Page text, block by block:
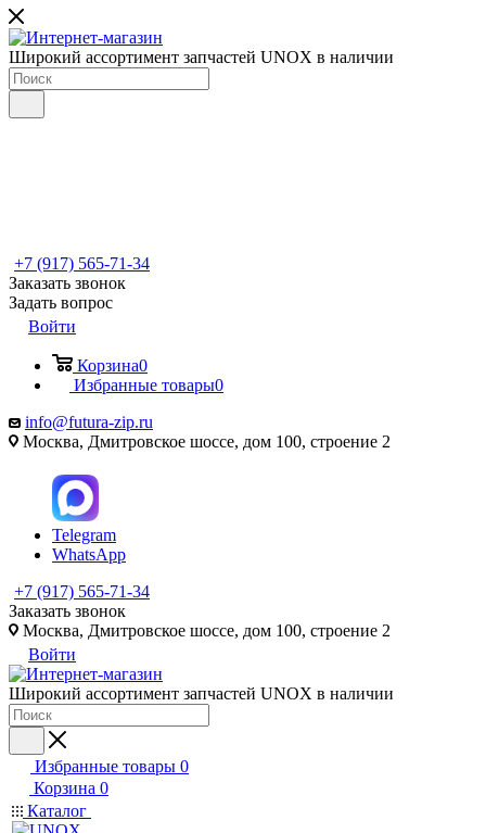
Широкий ассортимент запчастей UNOX в наличии
+7 (917) 565-71-34
Заказать звонок
Задать вопрос
Войти
Корзина0
Избранные товары0
info@futura-zip.ru
Москва, Дмитровское шоссе, дом 100, строение 2
Telegram
WhatsApp
+7 (917) 565-71-34
Заказать звонок
Москва, Дмитровское шоссе, дом 100, строение 2
Войти
Широкий ассортимент запчастей UNOX в наличии
Избранные товары 0
Корзина 0
Каталог